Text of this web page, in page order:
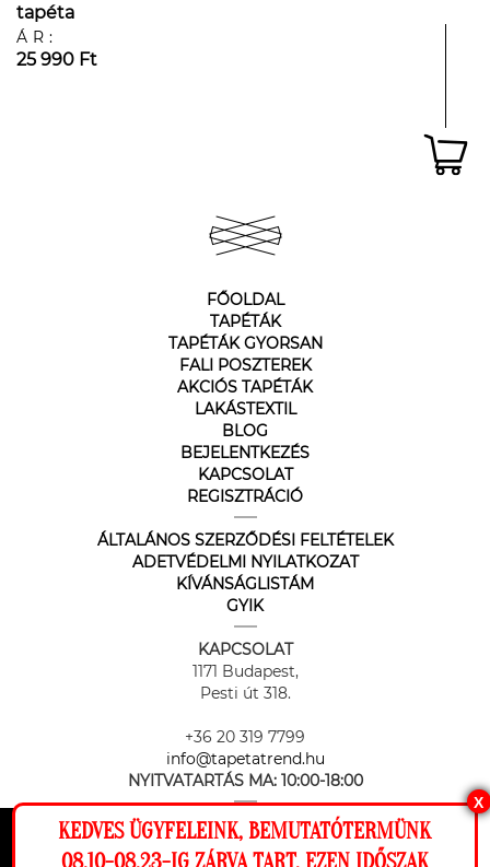
Ez a weboldal cookie-kat használ, hogy a
tapéta
ÁR:
25 990 Ft
FŐOLDAL
TAPÉTÁK
TAPÉTÁK GYORSAN
FALI POSZTEREK
AKCIÓS TAPÉTÁK
LAKÁSTEXTIL
BLOG
BEJELENTKEZÉS
KAPCSOLAT
REGISZTRÁCIÓ
ÁLTALÁNOS SZERZŐDÉSI FELTÉTELEK
ADETVÉDELMI NYILATKOZAT
KÍVÁNSÁGLISTÁM
GYIK
KAPCSOLAT
1171 Budapest,
Pesti út 318.
+36 20 319 7799
info@tapetatrend.hu
NYITVATARTÁS MA: 10:00-18:00
X
KEDVES ÜGYFELEINK, BEMUTATÓTERMÜNK